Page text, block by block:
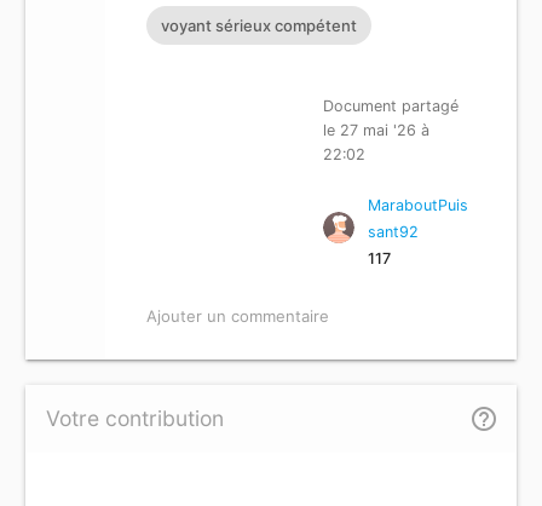
Suisse Allemagne
voyant sérieux compétent
Document partagé
le 27 mai '26 à
22:02
MaraboutPuis
sant92
117
Ajouter un commentaire
Votre contribution help_outline